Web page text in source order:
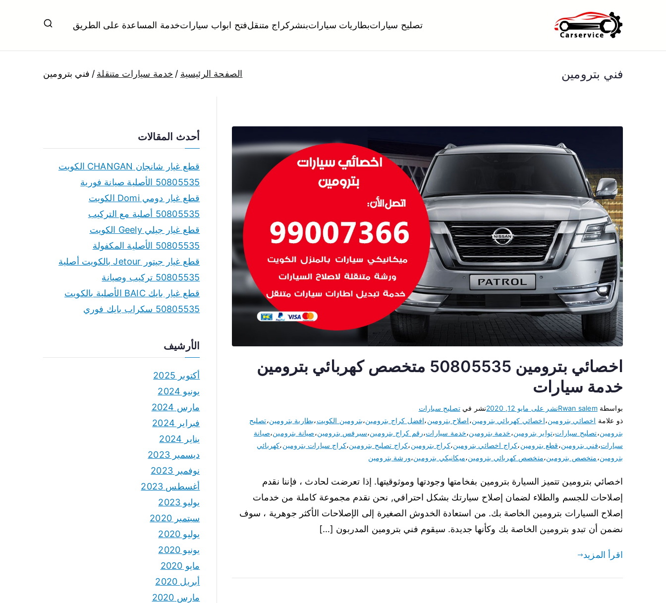
بنشر متنقل الكويت
بنشر متنقل الكويت كهرباء وبنشر تبديل تواير تواير اطارات عجلات تصليح وصيانة سيارات امام المنزل تبديل بطاريات بارخص الاسعار
تصليح سياراتبطاريات سياراتبنشر كراج متنقلفتح ابواب سياراتخدمة المساعدة على الطريق
فني بترومين الصفحة الرئيسية خدمة سيارات متنقلة فني بترومين
اخصائي بترومين 50805535 متخصص كهربائي بترومين
خدمة سيارات
بواسطة Rwan salemنشر على مايو 12, 2020 نشر فيتصليح سيارات
ذو علامة اخصائي بترومين،اخصائي كهربائي بترومين،اصلاح بترومين،افضل كراج بترومين،بترومين الكويت،بطارية بترومين،تصليح
بترومين،تصليح سيارات،تواير بترومين،خدمة بترومين،خدمة سيارات،رقم كراج بترومين،سيرفس بترومين،صيانة بترومين،صيانة
سيارات،فني بترومين،قطع بترومين،كراج اخصائي بترومين،كراج بترومين،كراج تصليح بترومين،كراج سيارات بترومين،كهربائي
بترومين،متخصص بترومين،متخصص كهربائي بترومين،ميكانيكي بترومين،ورشة بترومين
اخصائي بترومين تتميز السيارة بترومين بفخامتها وجودتها وموثوقيتها. إذا تعرضت لحادث ، فإننا نقدم
إصلاحات للجسم والطلاء لضمان إصلاح سيارتك بشكل احترافي, نحن نقدم مجموعة كاملة من خدمات
إصلاح السيارات بترومين الخاصة بك. من استعادة الخدوش الصغيرة إلى الإصلاحات الأكثر جوهرية ، سوف
نضمن أن تبدو بترومين الخاصة بك وكأنها جديدة. سيقوم فني بترومين المدربون […]
اقرأ المزيد
أحدث المقالات
قطع غيار شانجان CHANGAN الكويت
50805535 الأصلية صيانة فورية
قطع غيار دومي Domi الكويت
50805535 أصلية مع التركيب
قطع غيار جيلي Geely الكويت
50805535 الأصلية المكفولة
قطع غيار جيتور Jetour بالكويت أصلية
50805535 تركيب وصيانة
قطع غيار بايك BAIC الأصلية بالكويت
50805535 سكراب بايك فوري
الأرشيف
أكتوبر 2025
يونيو 2024
مارس 2024
فبراير 2024
يناير 2024
ديسمبر 2023
نوفمبر 2023
أغسطس 2023
يوليو 2023
سبتمبر 2020
يوليو 2020
يونيو 2020
مايو 2020
أبريل 2020
مارس 2020